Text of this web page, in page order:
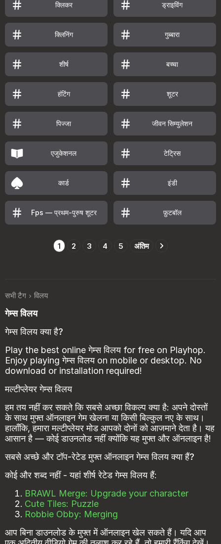
क्लिकर ड्राइविंग
क्लिनिंग गुब्बारा
शीर्ष बच्चा
हंटिंग शूटर
पिज्जा जीवन सिम्युलेशन
एजुकेशनल टेट्रिस
कार्ड इंडी
Fps — प्रथम-पुरुष शूटर फ़ुटबॉल
1 2 3 4 5 अंतिम
सभी टैग विलय
गेम्स विलय
गेम्स विलय क्या है?
Play the best online गेम्स विलय for free on Playhop.
Enjoy playing गेम्स विलय on mobile or desktop. No
download or installation required!
मल्टीप्लेयर गेम्स विलय
हम तय नहीं कर सकते कि सबसे अच्छा विकल्प क्या है: अपने दोस्तों
के साथ मुफ्त ऑनलाइन गेम खेलना या किसी बिल्कुल नए के साथ।
हालाँकि, हमारा मल्टीप्लेयर मोड आपको दोनों को आजमाने देता है। यह
आसान है — कोई डाउनलोड नहीं क्योंकि यह मुफ्त और ऑनलाइन है!
सबसे अच्छे और टॉप-रेटेड मुफ्त ऑनलाइन गेम्स विलय क्या हैं?
कोई और शब्द नहीं - यहां शीर्ष रेटेड गेम्स विलय हैं:
BRAWL Merge: Upgrade your character
Cute Tiles: Puzzle
Robbie Obby: Merging
आप बिना डाउनलोड के मुफ्त में ऑनलाइन खेल सकते हैं। यदि आप